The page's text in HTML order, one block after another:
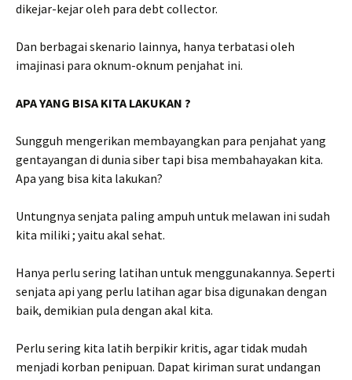
dikejar-kejar oleh para debt collector.
Dan berbagai skenario lainnya, hanya terbatasi oleh
imajinasi para oknum-oknum penjahat ini.
APA YANG BISA KITA LAKUKAN ?
Sungguh mengerikan membayangkan para penjahat yang
gentayangan di dunia siber tapi bisa membahayakan kita.
Apa yang bisa kita lakukan?
Untungnya senjata paling ampuh untuk melawan ini sudah
kita miliki ; yaitu akal sehat.
Hanya perlu sering latihan untuk menggunakannya. Seperti
senjata api yang perlu latihan agar bisa digunakan dengan
baik, demikian pula dengan akal kita.
Perlu sering kita latih berpikir kritis, agar tidak mudah
menjadi korban penipuan. Dapat kiriman surat undangan